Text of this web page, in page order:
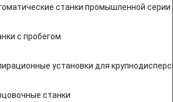
станки промышленной серии
с пробегом
установки для
станки